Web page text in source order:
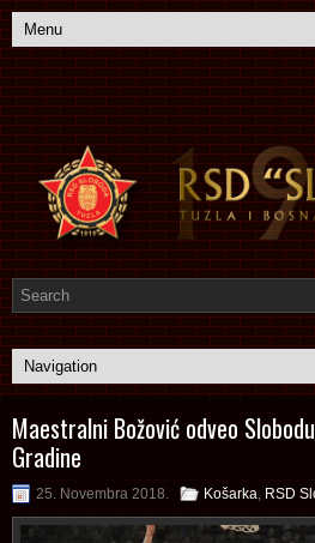
Maestralni Božović odveo
Gradine
25. Novembra 2018. Košarka RSD